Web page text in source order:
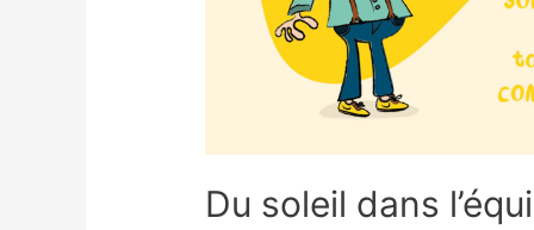
Du soleil dans